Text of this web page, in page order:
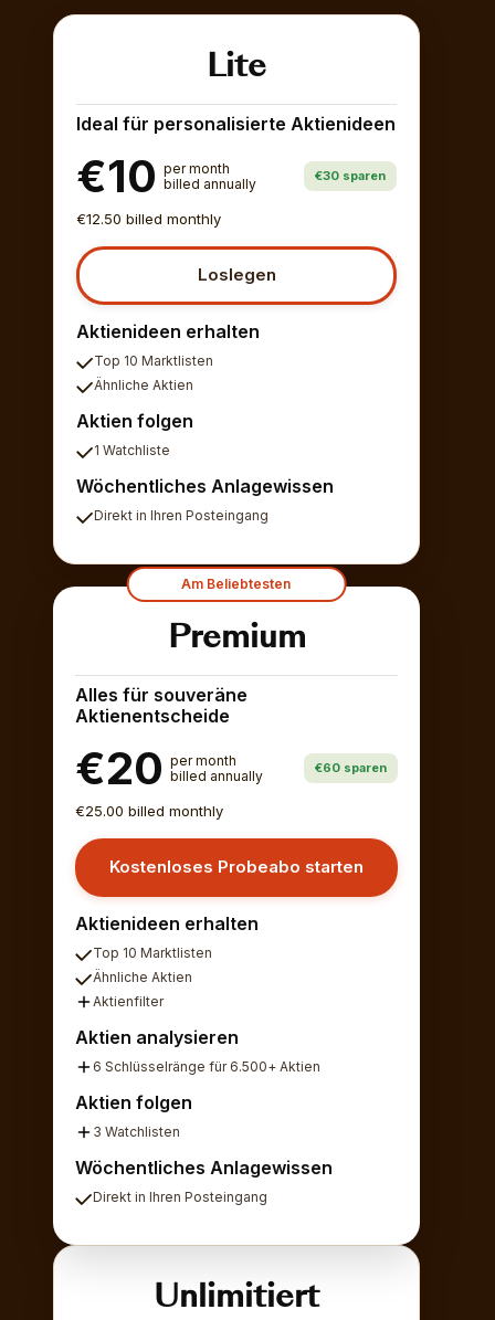
Lite
Ideal für personalisierte Aktienideen
€10 per month
billed annually
€30 sparen
€12.50 billed monthly
Loslegen
Aktienideen erhalten
Top 10 Marktlisten
Ähnliche Aktien
Aktien folgen
1 Watchliste
Wöchentliches Anlagewissen
Direkt in Ihren Posteingang
Am Beliebtesten
Premium
Alles für souveräne
Aktienentscheide
€20 per month
billed annually
€60 sparen
€25.00 billed monthly
Kostenloses Probeabo starten
Aktienideen erhalten
Top 10 Marktlisten
Ähnliche Aktien
Aktienfilter
Aktien analysieren
6 Schlüsselränge für 6.500+ Aktien
Aktien folgen
3 Watchlisten
Wöchentliches Anlagewissen
Direkt in Ihren Posteingang
Unlimitiert